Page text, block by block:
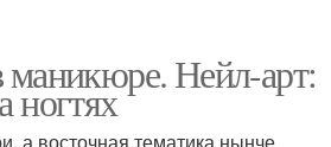
Нейл-арт:
ногтях